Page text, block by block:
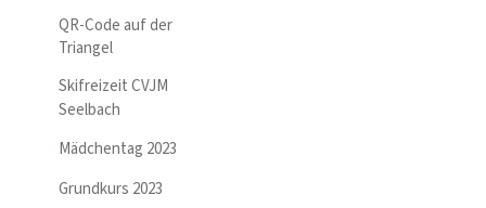
QR-Code auf der
Triangel
Skifreizeit CVJM
Seelbach
Mädchentag 2023
Grundkurs 2023